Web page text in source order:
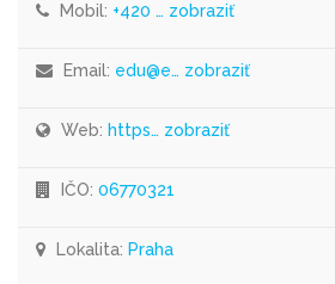
Mobil: +420 … zobraziť
Email: edu@e… zobraziť
Web: https… zobraziť
IČO: 06770321
Lokalita: Praha